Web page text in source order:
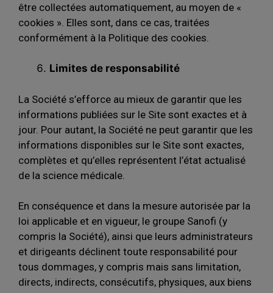
être collectées automatiquement, au moyen de «
cookies ». Elles sont, dans ce cas, traitées
conformément à la Politique des cookies.
Limites de responsabilité
La Société s’efforce au mieux de garantir que les
informations publiées sur le Site sont exactes et à
jour. Pour autant, la Société ne peut garantir que les
informations disponibles sur le Site sont exactes,
complètes et qu’elles représentent l’état actualisé
de la science médicale.
En conséquence et dans la mesure autorisée par la
loi applicable et en vigueur, le groupe Sanofi (y
compris la Société), ainsi que leurs administrateurs
et dirigeants déclinent toute responsabilité pour
tous dommages, y compris mais sans limitation,
directs, indirects, consécutifs, physiques, aux biens